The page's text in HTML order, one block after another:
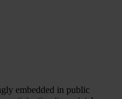
embedded in public